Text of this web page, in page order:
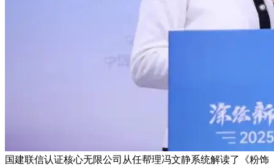
国建联信认证核心无限公司从任帮理冯文静系统解读了《粉饰